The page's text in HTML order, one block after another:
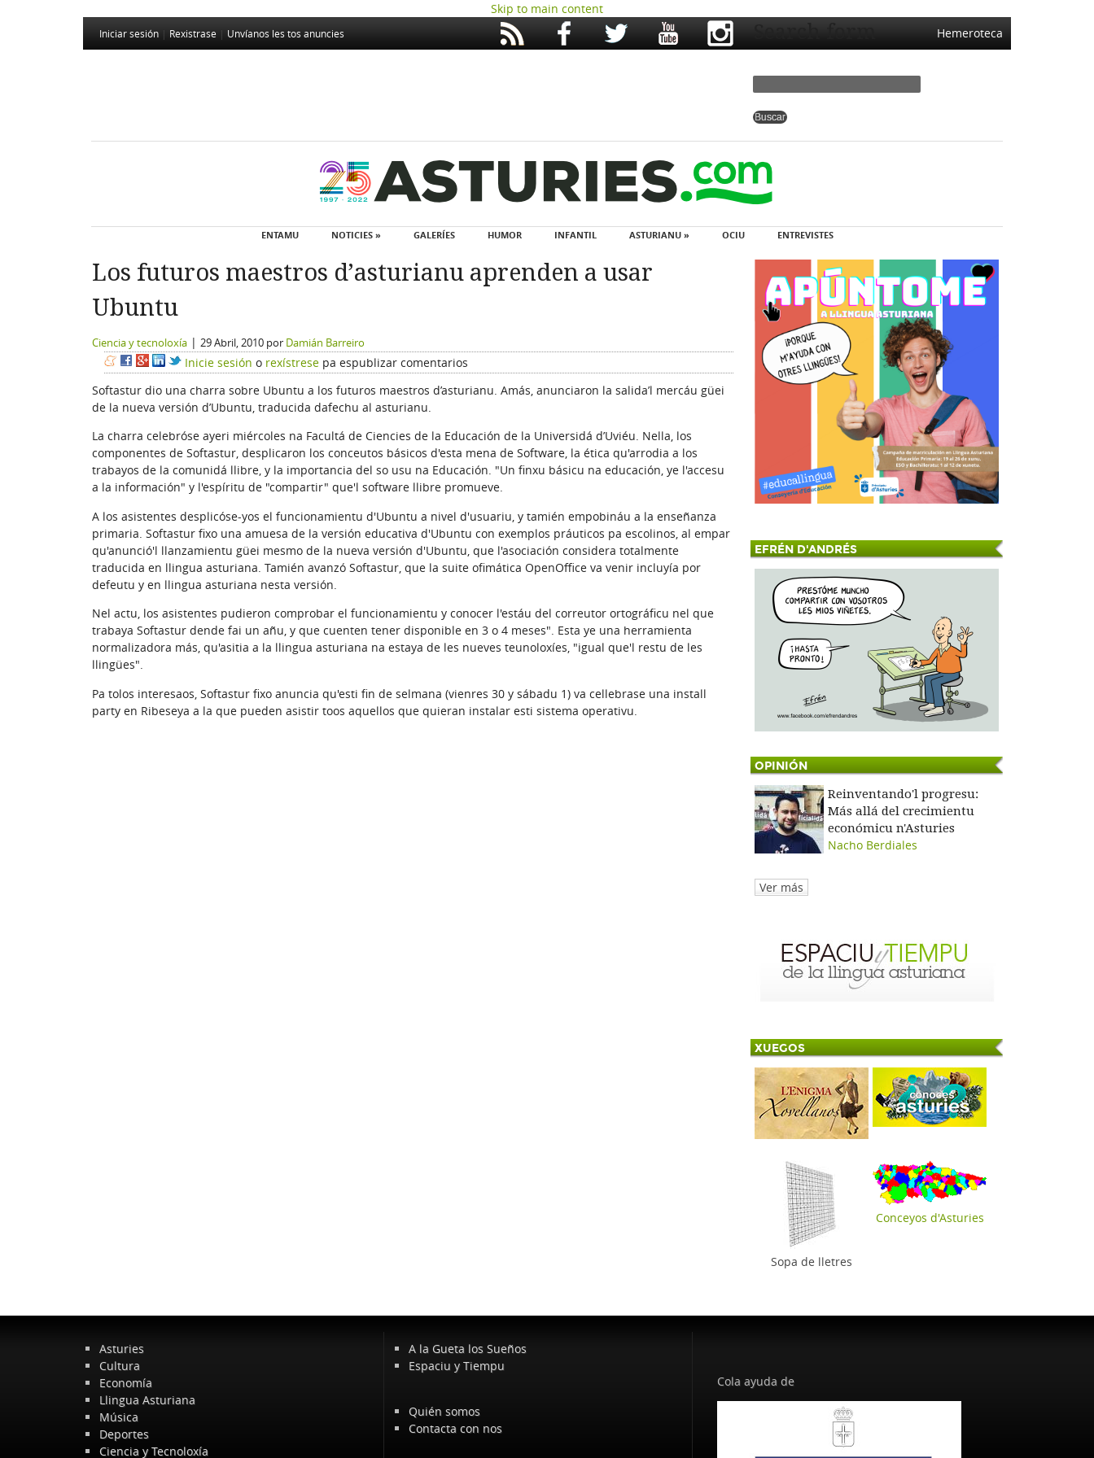
Skip to main content
Iniciar sesión Rexistrase Unvíanos les tos anuncies Hemeroteca
Search form
ENTAMU NOTICIES » GALERÍES HUMOR INFANTIL ASTURIANU » OCIU ENTREVISTES
Los futuros maestros d’asturianu aprenden a usar
Ubuntu
Ciencia y tecnoloxía | 29 Abril, 2010 por Damián Barreiro
Inicie sesión o rexístrese pa espublizar comentarios
Softastur dio una charra sobre Ubuntu a los futuros maestros d’asturianu. Amás, anunciaron la salida’l mercáu güei
de la nueva versión d’Ubuntu, traducida dafechu al asturianu.
La charra celebróse ayeri miércoles na Facultá de Ciencies de la Educación de la Universidá d’Uviéu. Nella, los
componentes de Softastur, desplicaron los conceutos básicos d'esta mena de Software, la ética qu'arrodia a los
trabayos de la comunidá llibre, y la importancia del so usu na Educación. "Un finxu básicu na educación, ye l'accesu
a la información" y l'espíritu de "compartir" que'l software llibre promueve.
A los asistentes desplicóse-yos el funcionamientu d'Ubuntu a nivel d'usuariu, y tamién empobináu a la enseñanza
primaria. Softastur fixo una amuesa de la versión educativa d'Ubuntu con exemplos práuticos pa escolinos, al empar
qu'anunció'l llanzamientu güei mesmo de la nueva versión d'Ubuntu, que l'asociación considera totalmente
traducida en llingua asturiana. Tamién avanzó Softastur, que la suite ofimática OpenOffice va venir incluyía por
defeutu y en llingua asturiana nesta versión.
Nel actu, los asistentes pudieron comprobar el funcionamientu y conocer l'estáu del correutor ortográficu nel que
trabaya Softastur dende fai un añu, y que cuenten tener disponible en 3 o 4 meses". Esta ye una herramienta
normalizadora más, qu'asitia a la llingua asturiana na estaya de les nueves teunoloxíes, "igual que'l restu de les
llingües".
Pa tolos interesaos, Softastur fixo anuncia qu'esti fin de selmana (vienres 30 y sábadu 1) va cellebrase una install
party en Ribeseya a la que pueden asistir toos aquellos que quieran instalar esti sistema operativu.
EFRÉN D'ANDRÉS
OPINIÓN
Reinventando'l progresu:
Más allá del crecimientu
económicu n'Asturies
Nacho Berdiales
Ver más
XUEGOS
Sopa de lletres
Conceyos d'Asturies
Asturies
Cultura
Economía
Llingua Asturiana
Música
Deportes
Ciencia y Tecnoloxía
A la Gueta los Sueños
Espaciu y Tiempu
Quién somos
Contacta con nos
Cola ayuda de